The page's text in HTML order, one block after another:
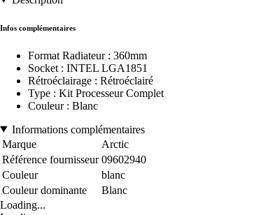
Infos complémentaires
Format Radiateur : 360mm
Socket : INTEL LGA1851
Rétroéclairage : Rétroéclairé
Type : Kit Processeur Complet
Couleur : Blanc
Informations complémentaires
Marque
Arctic
Référence fournisseur 09602940
Couleur
blanc
Couleur dominante
Blanc
Loading...